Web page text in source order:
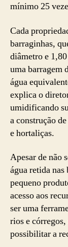
mínimo 25
Cada
barraginhas,
diâmetro e
uma barragem
água
explica o
umidificando
a construção
e hortaliças.
Apesar de não
água retida
pequeno
acesso aos
ser uma
rios e
possibilitar a